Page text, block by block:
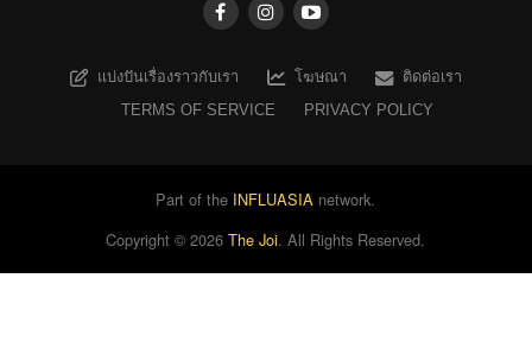
แบ่งปันเรื่องราวกับเรา โฆษณา
ติดต่อเรา
TERMS OF SERVICE
PRIVACY POLICY
Part of the INFLUASIA network.
Copyright ©2026 The Joi. All Rights Reserved.